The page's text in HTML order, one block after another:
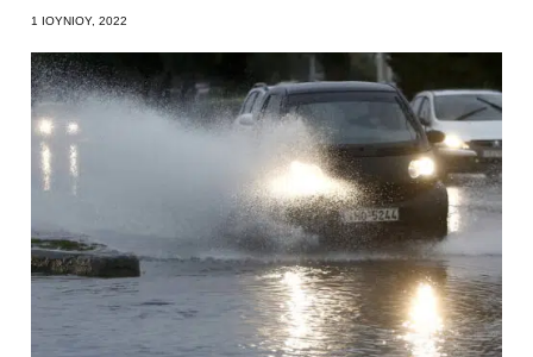
1 ΙΟΥΝΊΟΥ, 2022